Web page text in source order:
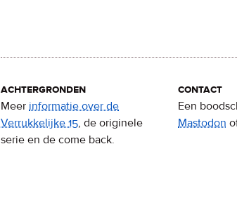
achtergronden
Meer informatie over de
Verrukkelijke 15, de originele
serie en de come back.
contact
Een
Mastodon